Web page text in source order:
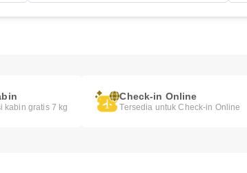
kabin gratis 7 kg
Check-in Online
Tersedia untuk Check-in Online